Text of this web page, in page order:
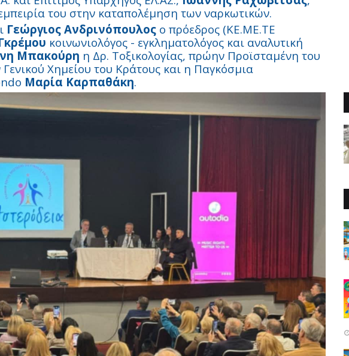
του στην καταπολέμηση των ναρκωτικών.
Γεώργιος Ανδρινόπουλος ο πρόεδρος (ΚΕ.ΜΕ.ΤΕ
κοινωνιολόγος - εγκληματολόγος και αναλυτική
Μπακούρη η Δρ. Τοξικολογίας, πρώην Προϊσταμένη του
Χημείου του Κράτους και η Παγκόσμια
Μαρία Καρπαθάκη.